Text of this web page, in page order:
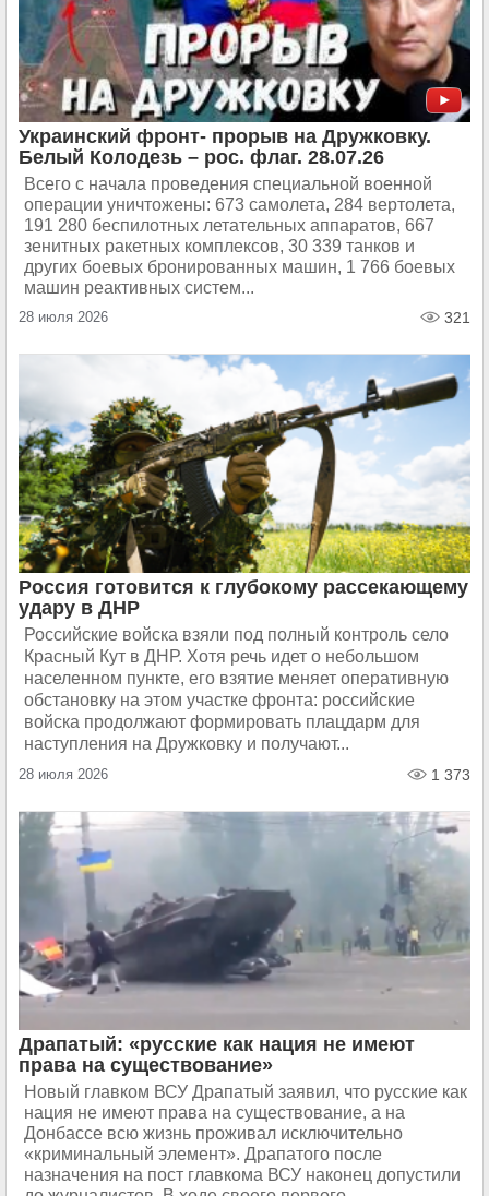
Украинский фронт- прорыв на Дружковку.
Белый Колодезь – рос. флаг. 28.07.26
Всего с начала проведения специальной военной
операции уничтожены: 673 самолета, 284 вертолета,
191 280 беспилотных летательных аппаратов, 667
зенитных ракетных комплексов, 30 339 танков и
других боевых бронированных машин, 1 766 боевых
машин реактивных систем...
28 июля 2026 321
Россия готовится к глубокому рассекающему
удару в ДНР
Российские войска взяли под полный контроль село
Красный Кут в ДНР. Хотя речь идет о небольшом
населенном пункте, его взятие меняет оперативную
обстановку на этом участке фронта: российские
войска продолжают формировать плацдарм для
наступления на Дружковку и получают...
28 июля 2026 1 373
Драпатый: «русские как нация не имеют
права на существование»
Новый главком ВСУ Драпатый заявил, что русские как
нация не имеют права на существование, а на
Донбассе всю жизнь проживал исключительно
«криминальный элемент». Драпатого после
назначения на пост главкома ВСУ наконец допустили